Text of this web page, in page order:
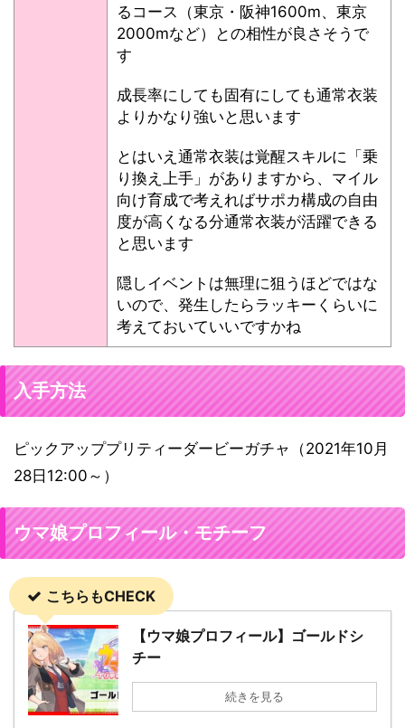
るコース（東京・阪神1600m、東京
2000mなど）との相性が良さそうで
す
成長率にしても固有にしても通常衣装
よりかなり強いと思います
とはいえ通常衣装は覚醒スキルに「乗
り換え上手」がありますから、マイル
向け育成で考えればサポカ構成の自由
度が高くなる分通常衣装が活躍できる
と思います
隠しイベントは無理に狙うほどではな
いので、発生したらラッキーくらいに
考えておいていいですかね
入手方法
ピックアッププリティーダービーガチャ（2021年10月
28日12:00～）
ウマ娘プロフィール・モチーフ
こちらもCHECK
【ウマ娘プロフィール】ゴールドシ
チー
続きを見る